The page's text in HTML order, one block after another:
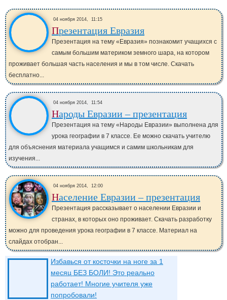
04 ноября 2014, 11:15
Презентация Евразия
Презентация на тему «Евразия» познакомит учащихся с
самым большим материком земного шара, на котором
проживает большая часть населения и мы в том числе. Скачать
бесплатно...
04 ноября 2014, 11:54
Народы Евразии – презентация
Презентация на тему «Народы Евразии» выполнена для
урока географии в 7 классе. Ее можно скачать учителю
для объяснения материала учащимся и самим школьникам для
изучения...
04 ноября 2014, 12:00
Население Евразии – презентация
Презентация рассказывает о населении Евразии и
странах, в которых оно проживает. Скачать разработку
можно для проведения урока географии в 7 классе. Материал на
слайдах отобран...
Избавься от косточки на ноге за 1
месяц БЕЗ БОЛИ! Это реально
работает! Многие учителя уже
попробовали!